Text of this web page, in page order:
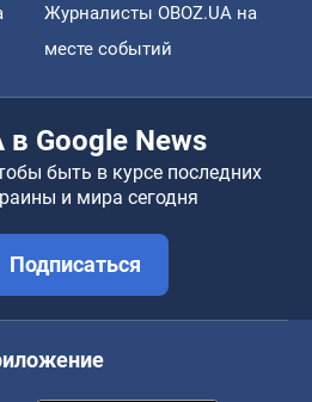
Журналисты OBOZ.UA на
месте событий
в Google News
быть в курсе последних
и мира сегодня
Подписаться